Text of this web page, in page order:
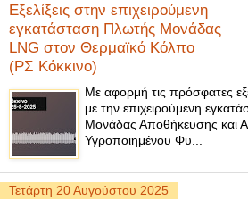
Εξελίξεις στην επιχειρούμενη
εγκατάσταση Πλωτής Μονάδας
LNG στον Θερμαϊκό Κόλπο
(ΡΣ Κόκκινο)
Με αφορμή τις πρόσφατες
με την επιχειρούμενη
Μονάδας Αποθήκευσης και
Υγροποιημένου Φυ...
Τετάρτη 20 Αυγούστου 2025